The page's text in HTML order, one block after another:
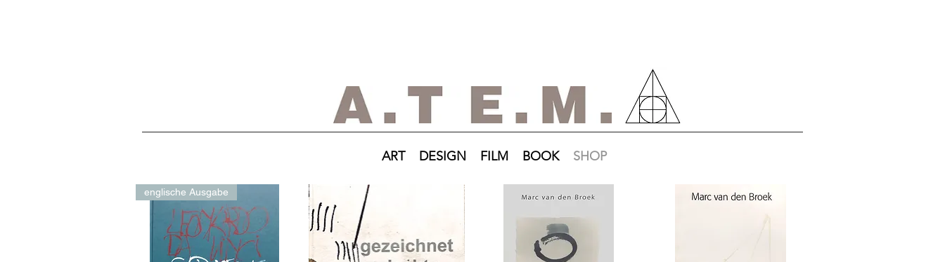
ART DESIGN FILM BOOK SHOP
englische Ausgabe